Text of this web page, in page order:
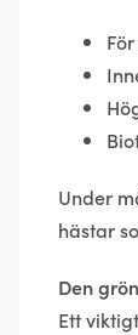
Under
hästar
Den
Ett